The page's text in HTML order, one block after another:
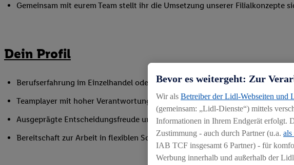
Gemeinsam mit eurem Team stellt ihr die Umsetzung unserer
Dein Profil
Berufserfahrung im Einzelhandel oder einer vergleichbaren Branche mit
Teamplayer mit hoher Verantwortungsbereitschaft und der Fähigkeit,
Ausgeprägte Entscheidungsfreude und Ergebnisorientierung
Bereitschaft zur Arbeit in flexiblen Schichtmodellen
Bevor es weitergeht: Zur
Wir als Betreiber der Lidl-Webseiten und
(gemeinsam: „Lidl-Dienste“) mittels
Informationen in Ihrem Endgerät erfolgt.
Zustimmung - auch durch Partner (u.a. als
IAB TCF insgesamt 6 Partner) - für
Werbung innerhalb und außerhalb der